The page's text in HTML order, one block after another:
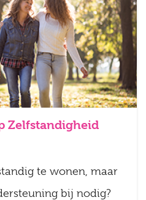
Zelfstandigheid
te wonen, maar
bij nodig?